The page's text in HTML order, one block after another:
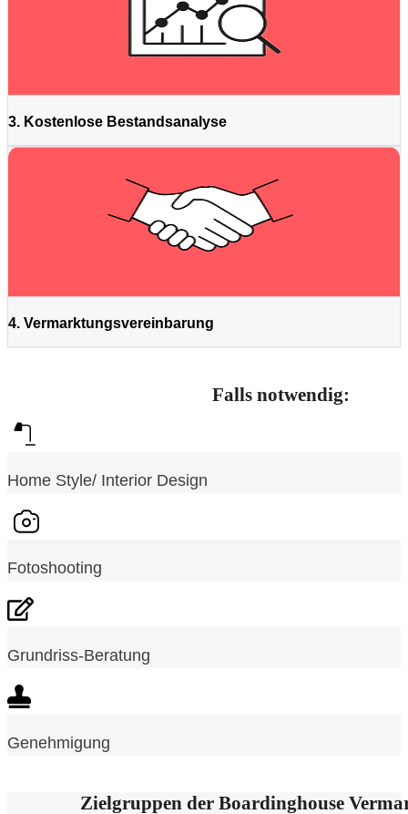
3. Kostenlose Bestandsanalyse
4. Vermarktungsvereinbarung
Falls notwendig:
Home Style/ Interior Design
Fotoshooting
Grundriss-Beratung
Genehmigung
Zielgruppen der Boardinghouse